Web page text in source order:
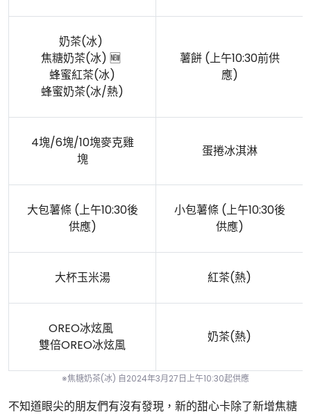
奶茶(冰)
焦糖奶茶(冰) 🆕
蜂蜜紅茶(冰)
蜂蜜奶茶(冰/熱)
薯餅 (上午10:30前供
應)
4塊/6塊/10塊麥克雞
塊
蛋捲冰淇淋
大包薯條 (上午10:30後
供應)
小包薯條 (上午10:30後
供應)
大杯玉米湯 紅茶(熱)
OREO冰炫風
雙倍OREO冰炫風
奶茶(熱)
※焦糖奶茶(冰) 自2024年3月27日上午10:30起供應
不知道眼尖的朋友們有沒有發現，新的甜心卡除了新增焦糖